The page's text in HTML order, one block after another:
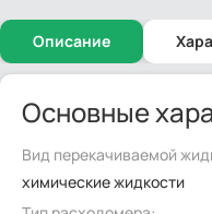
Описание
Основные
Вид перекачиваемой
химические жидкости